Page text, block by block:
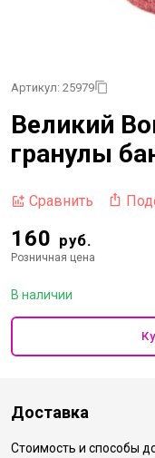
Артикул: 25979
Великий
гранулы
Сравнить
160 руб.
Розничная цена
В наличии
Доставка
Стоимость и способы